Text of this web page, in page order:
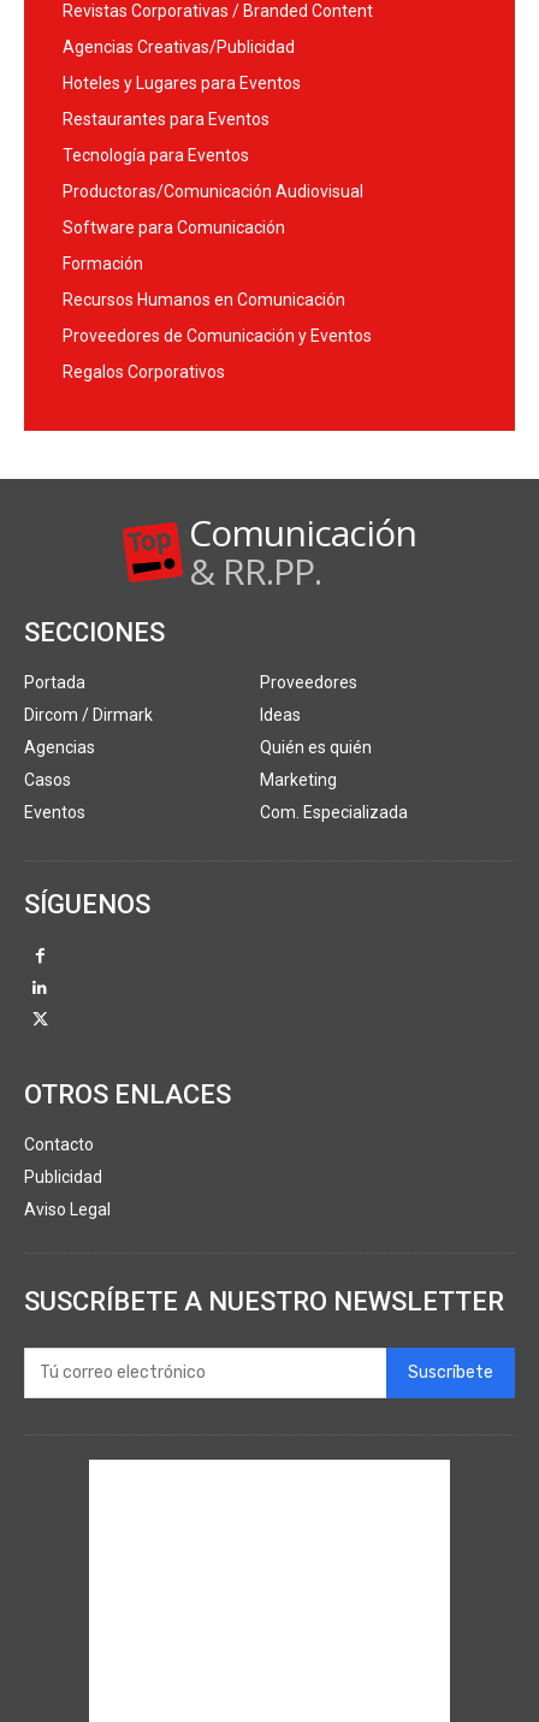
Revistas Corporativas / Branded Content
Agencias Creativas/Publicidad
Hoteles y Lugares para Eventos
Restaurantes para Eventos
Tecnología para Eventos
Productoras/Comunicación Audiovisual
Software para Comunicación
Formación
Recursos Humanos en Comunicación
Proveedores de Comunicación y Eventos
Regalos Corporativos
Comunicación
& RR.PP.
SECCIONES
Portada
Dircom / Dirmark
Agencias
Casos
Eventos
Proveedores
Ideas
Quién es quién
Marketing
Com. Especializada
SÍGUENOS
OTROS ENLACES
Contacto
Publicidad
Aviso Legal
SUSCRÍBETE A NUESTRO NEWSLETTER
Suscríbete